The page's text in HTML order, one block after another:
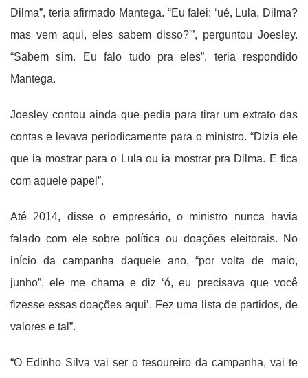
Dilma”, teria afirmado Mantega. “Eu falei: ‘ué, Lula, Dilma?
mas vem aqui, eles sabem disso?'”, perguntou Joesley.
“Sabem sim. Eu falo tudo pra eles”, teria respondido
Mantega.
Joesley contou ainda que pedia para tirar um extrato das
contas e levava periodicamente para o ministro. “Dizia ele
que ia mostrar para o Lula ou ia mostrar pra Dilma. E fica
com aquele papel”.
Até 2014, disse o empresário, o ministro nunca havia
falado com ele sobre política ou doações eleitorais. No
início da campanha daquele ano, “por volta de maio,
junho”, ele me chama e diz ‘ó, eu precisava que você
fizesse essas doações aqui’. Fez uma lista de partidos, de
valores e tal”.
“O Edinho Silva vai ser o tesoureiro da campanha, vai te